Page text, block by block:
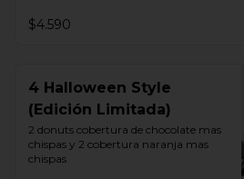
PURPLE WHITE Cobertura sabor
frutos del bosque y chocolate blanco,
$4.590
4 Halloween Style
(Edición Limitada)
2 donuts cobertura de chocolate mas
chispas y 2 cobertura naranja mas
chispas